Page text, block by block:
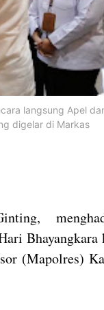
langsung Apel
digelar di Markas
Bhayangkara
(Mapolres)